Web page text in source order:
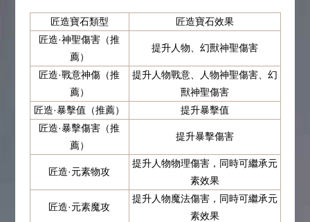
匠造寶石類型
匠造寶石效果
匠造·神聖傷害（推
薦）
提升人物、幻獸神聖傷害
匠造·戰意神傷（推
薦）
提升人物戰意、人物神聖傷害、幻
獸神聖傷害
匠造·暴擊值（推薦）
提升暴擊值
匠造·暴擊傷害（推
薦）
提升暴擊傷害
匠造·元素物攻
提升人物物理傷害，同時可繼承元
素效果
匠造·元素魔攻
提升人物魔法傷害，同時可繼承元
素效果